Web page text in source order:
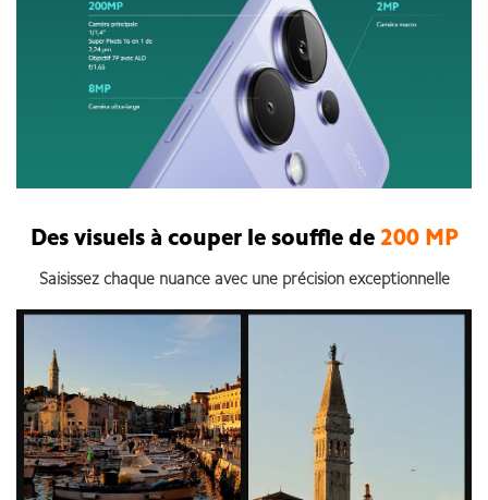
Des visuels à couper le souffle de200 MP
Saisissez chaque nuance avec une précision exceptionnelle